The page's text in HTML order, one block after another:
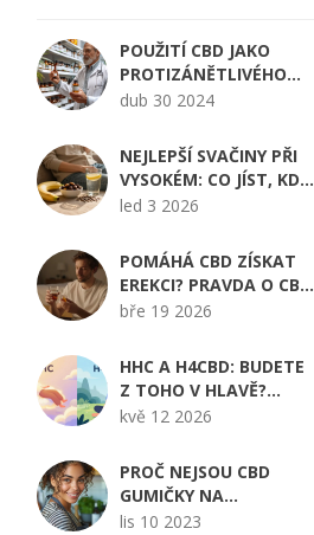
POUŽITÍ CBD JAKO
PROTIZÁNĚTLIVÉHO
PROSTŘEDKU: CO
dub 30 2024
NEJLEPŠÍ SVAČINY PŘI
VYSOKÉM: CO JÍST, KDYŽ
MÁŠ KONOPÍ
led 3 2026
POMÁHÁ CBD ZÍSKAT
EREKCI? PRAVDA O CBD
GUMIČKÁCH A MUŽSKÉ
bře 19 2026
HHC A H4CBD: BUDETE
Z TOHO V HLAVĚ?
ROZDÍL MEZI OPOJENÍM
kvě 12 2026
PROČ NEJSOU CBD
GUMIČKY NA
AMAZONU?
lis 10 2023